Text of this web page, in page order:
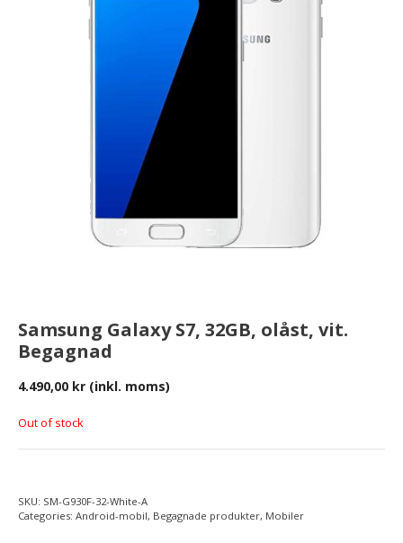
Samsung Galaxy S7, 32GB, olåst, vit.
Begagnad
4.490,00 kr (inkl. moms)
Out of stock
SKU: SM-G930F-32-White-A
Categories: Android-mobil, Begagnade produkter, Mobiler